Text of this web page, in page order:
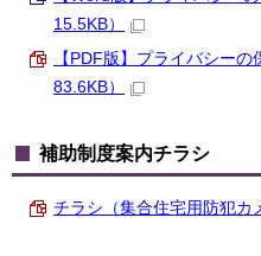
15.5KB）
【PDF版】プライバシー
83.6KB）
補助制度案内チラシ
チラシ（集合住宅用防犯カ